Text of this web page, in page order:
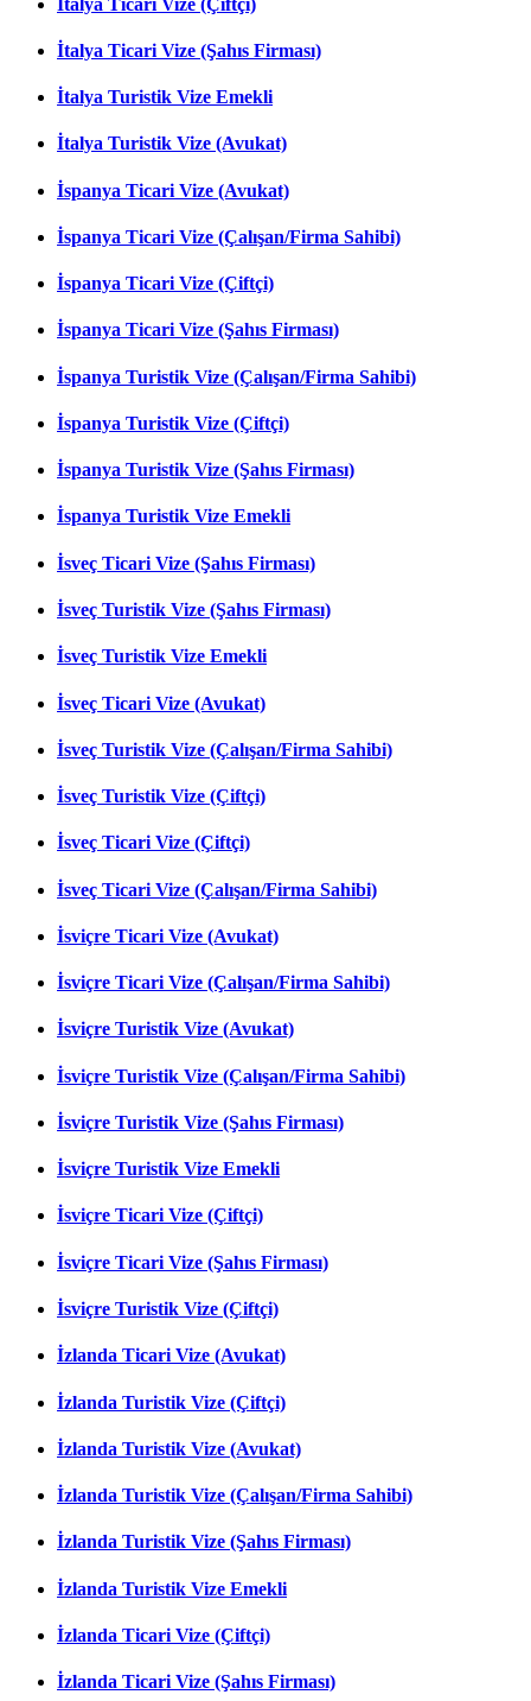
İtalya Ticari Vize (Şahıs Firması)
İtalya Turistik Vize Emekli
İtalya Turistik Vize (Avukat)
İspanya Ticari Vize (Avukat)
İspanya Ticari Vize (Çalışan/Firma Sahibi)
İspanya Ticari Vize (Çiftçi)
İspanya Ticari Vize (Şahıs Firması)
İspanya Turistik Vize (Çalışan/Firma Sahibi)
İspanya Turistik Vize (Çiftçi)
İspanya Turistik Vize (Şahıs Firması)
İspanya Turistik Vize Emekli
İsveç Ticari Vize (Şahıs Firması)
İsveç Turistik Vize (Şahıs Firması)
İsveç Turistik Vize Emekli
İsveç Ticari Vize (Avukat)
İsveç Turistik Vize (Çalışan/Firma Sahibi)
İsveç Turistik Vize (Çiftçi)
İsveç Ticari Vize (Çiftçi)
İsveç Ticari Vize (Çalışan/Firma Sahibi)
İsviçre Ticari Vize (Avukat)
İsviçre Ticari Vize (Çalışan/Firma Sahibi)
İsviçre Turistik Vize (Avukat)
İsviçre Turistik Vize (Çalışan/Firma Sahibi)
İsviçre Turistik Vize (Şahıs Firması)
İsviçre Turistik Vize Emekli
İsviçre Ticari Vize (Çiftçi)
İsviçre Ticari Vize (Şahıs Firması)
İsviçre Turistik Vize (Çiftçi)
İzlanda Ticari Vize (Avukat)
İzlanda Turistik Vize (Çiftçi)
İzlanda Turistik Vize (Avukat)
İzlanda Turistik Vize (Çalışan/Firma Sahibi)
İzlanda Turistik Vize (Şahıs Firması)
İzlanda Turistik Vize Emekli
İzlanda Ticari Vize (Çiftçi)
İzlanda Ticari Vize (Şahıs Firması)